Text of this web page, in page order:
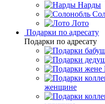
Нарды
Лото
Подарки по адресату
Подарки по адресату
женщине